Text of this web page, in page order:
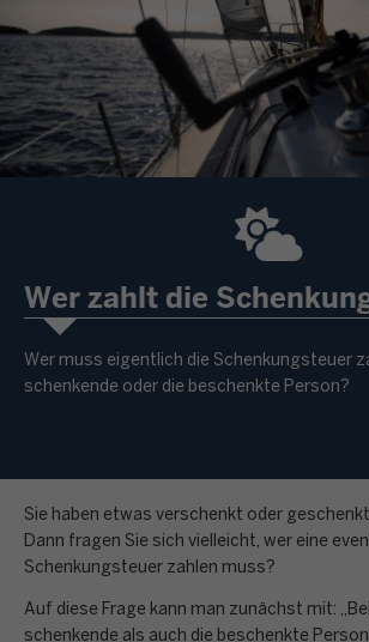
Wer zahlt die
Wer muss eigentlich die Schenkungsteuer
schenkende oder die beschenkte Person?
Sie haben etwas verschenkt oder
Dann fragen Sie sich vielleicht, wer eine
Schenkungsteuer zahlen muss?
Auf diese Frage kann man zunächst mit:
schenkende als auch die beschenkte